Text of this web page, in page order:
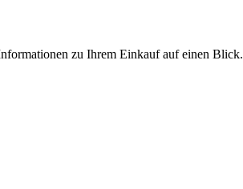
zu Ihrem Einkauf auf einen Blick.